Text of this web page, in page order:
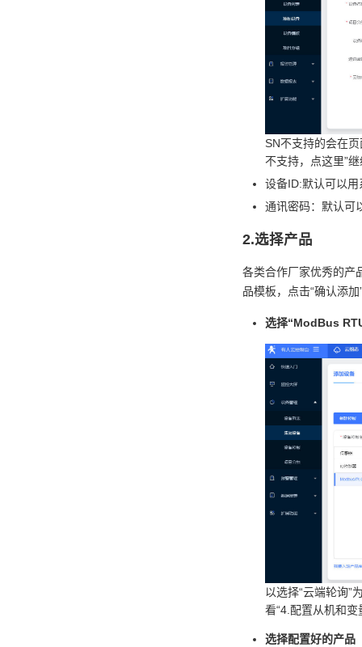
SN不支持的会在
不支持，点这里”
设备ID:默认可以用
通讯密码：默认可
2.选择产品
各类合作厂家优秀的产
品模板，点击“确认添
选择“ModBus
以选择“云端轮询”
看“4.配置从机和
选择配置好的产品